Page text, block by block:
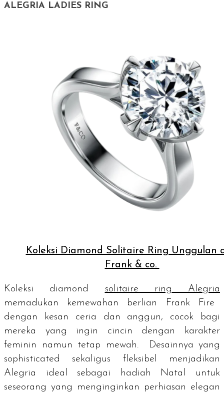
ALEGRIA LADIES RING
Koleksi Diamond Solitaire Ring Unggulan
Frank & co.
Koleksi diamond solitaire ring Alegria
memadukan kemewahan berlian Frank Fire
dengan kesan ceria dan anggun, cocok bagi
mereka yang ingin cincin dengan karakter
feminin namun tetap mewah. Desainnya yang
sophisticated sekaligus fleksibel menjadikan
Alegria ideal sebagai hadiah Natal untuk
seseorang yang menginginkan perhiasan elegan